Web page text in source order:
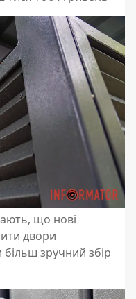
що нові
двори
зручний збір